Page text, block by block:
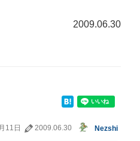
2009.06.30
11日 2009.06.30 Nezshi